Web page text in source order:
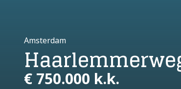
Amsterdam
€ 750.000 k.k.